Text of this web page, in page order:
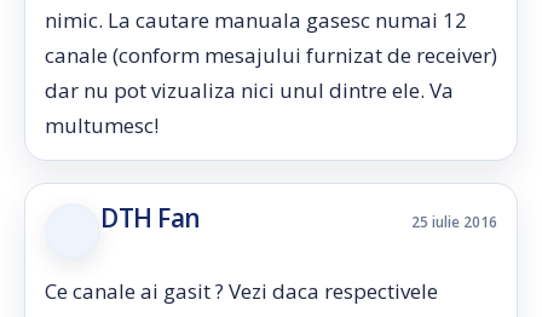
nimic. La cautare manuala gasesc numai 12
canale (conform mesajului furnizat de receiver)
dar nu pot vizualiza nici unul dintre ele. Va
multumesc!
DTH Fan 25 iulie 2016
Ce canale ai gasit ? Vezi daca respectivele